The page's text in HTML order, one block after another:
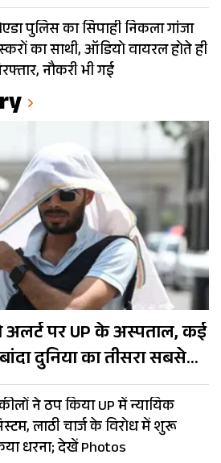
पुलिस का सिपाही निकला गांजा
का साथी, ऑडियो वायरल होते ही
नौकरी भी गई
पर UP के अस्पताल, कई
दुनिया का तीसरा सबसे
ने ठप किया UP में न्यायिक
लाठी चार्ज के विरोध में शुरू
धरना; देखें Photos